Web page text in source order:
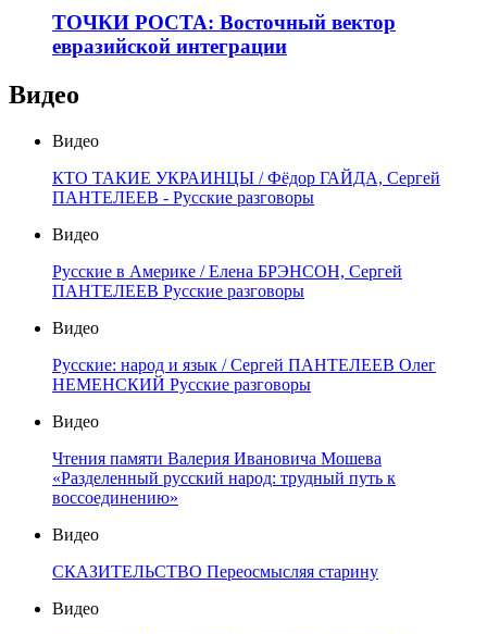
ТОЧКИ РОСТА: Восточный вектор
евразийской интеграции
Видео
Видео
КТО ТАКИЕ УКРАИНЦЫ / Фёдор ГАЙДА, Сергей
ПАНТЕЛЕЕВ - Русские разговоры
Видео
Русские в Америке / Елена БРЭНСОН, Сергей
ПАНТЕЛЕЕВ Русские разговоры
Видео
Русские: народ и язык / Сергей ПАНТЕЛЕЕВ Олег
НЕМЕНСКИЙ Русские разговоры
Видео
Чтения памяти Валерия Ивановича Мошева
«Разделенный русский народ: трудный путь к
воссоединению»
Видео
СКАЗИТЕЛЬСТВО Переосмысляя старину
Видео